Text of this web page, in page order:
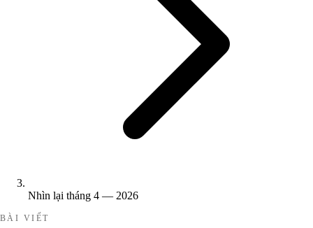
Nhìn lại tháng 4 — 2026
BÀI VIẾT